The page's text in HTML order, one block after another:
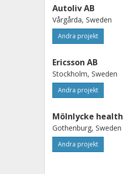
Autoliv AB
Vårgårda, Sweden
Andra projekt
Ericsson AB
Stockholm, Sweden
Andra projekt
Mölnlycke
Gothenburg, Sweden
Andra projekt